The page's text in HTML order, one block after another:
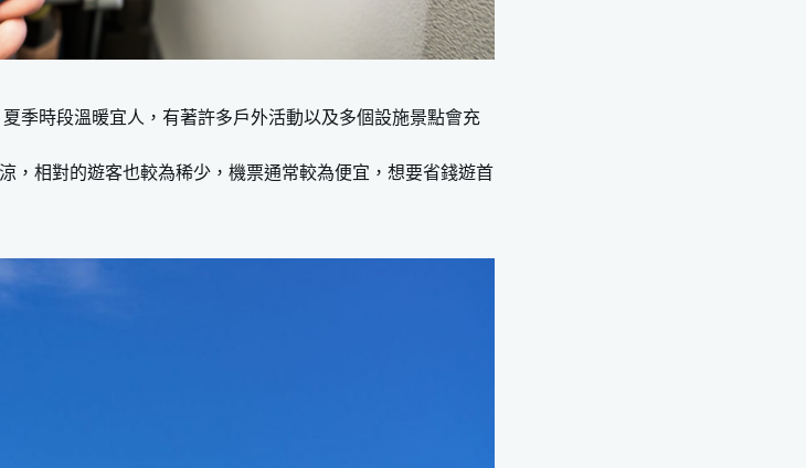
夏季時段溫暖宜人，有著許多戶外活動以及多個設施景點會充
，相對的遊客也較為稀少，機票通常較為便宜，想要省錢遊首